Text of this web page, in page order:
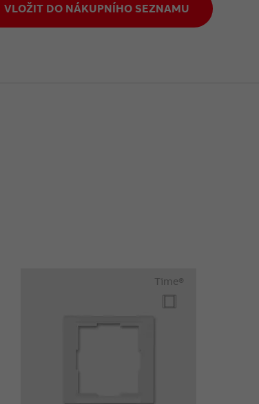
VLOŽIT DO NÁKUPNÍHO SEZNAMU
Time®